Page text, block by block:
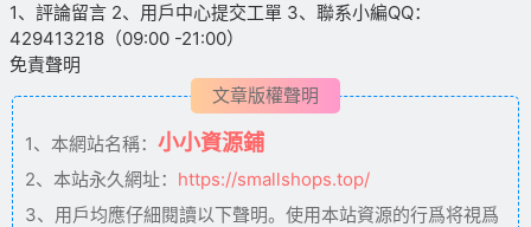
1、評論留言 2、用戶中心提交工單 3、聯系小編QQ：
429413218（09:00 -21:00）
免責聲明
文章版權聲明
1、本網站名稱： 小小資源鋪
2、本站永久網址： https://smallshops.top/
3、用戶均應仔細閱讀以下聲明。使用本站資源的行爲将視爲